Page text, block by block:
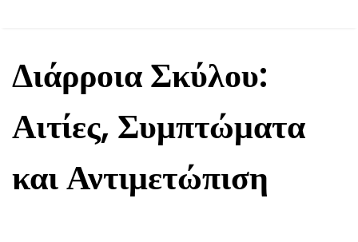
Διάρροια Σκύλου:
Αιτίες, Συμπτώματα
και Αντιμετώπιση